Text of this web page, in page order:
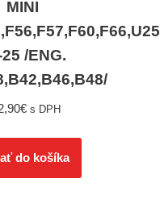
MINI
/ENG.
€ s DPH
do košíka